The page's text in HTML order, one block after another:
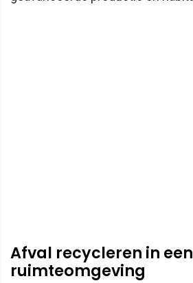
Afval recycleren in een
ruimteomgeving